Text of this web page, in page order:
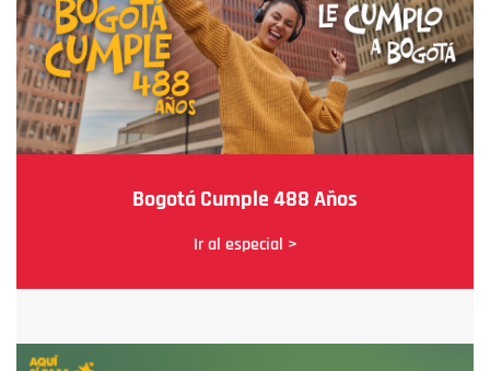
Bogotá Cumple 488 Años
Ir al especial >